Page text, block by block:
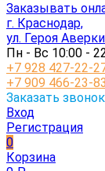
Заказывать
г. Краснодар,
ул. Героя
Пн - Вс 10:00 -
+7 928 427-22-
+7 909 466-23-83
Заказать звонок
Вход
Регистрация
0
Корзина